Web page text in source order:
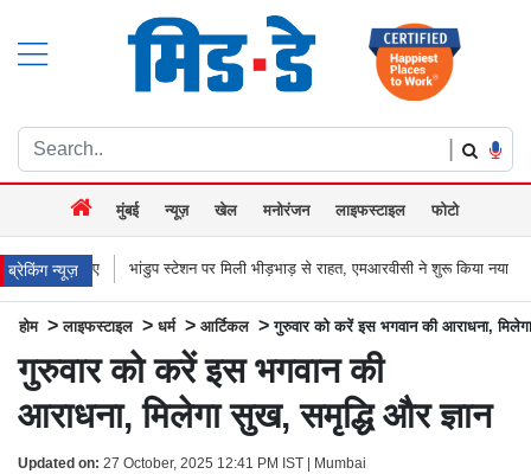
|
मुंबई न्यूज़ खेल मनोरंजन लाइफस्टाइल फोटो
ब्रेकिंग न्यूज़
भांडुप स्टेशन पर मिली भीड़भाड़ से राहत, एमआरवीसी ने शुरू किया नया 66 मीटर लंबा एफओबी
होम >लाइफस्टाइल > धर्म > आर्टिकल >गुरुवार को करें इस भगवान की आराधना,
गुरुवार को करें इस भगवान की
आराधना, मिलेगा सुख, समृद्धि और ज्ञान
Updated on: 27 October, 2025 12:41 PM IST | Mumbai